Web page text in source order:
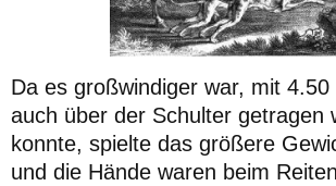
Da es großwindiger war, mit
auch über der Schulter getragen
konnte, spielte das größere
und die Hände waren beim